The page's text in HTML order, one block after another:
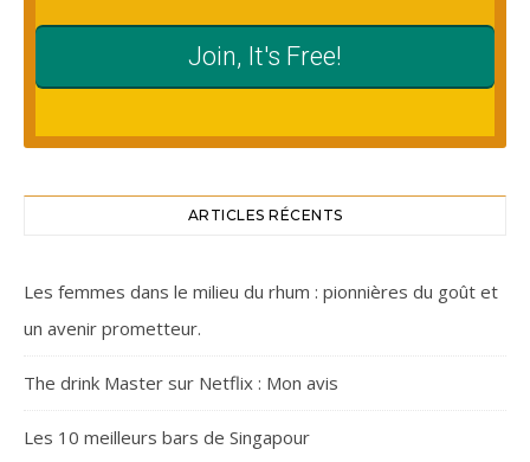
Join, It's Free!
ARTICLES RÉCENTS
Les femmes dans le milieu du rhum : pionnières du goût et
un avenir prometteur.
The drink Master sur Netflix : Mon avis
Les 10 meilleurs bars de Singapour